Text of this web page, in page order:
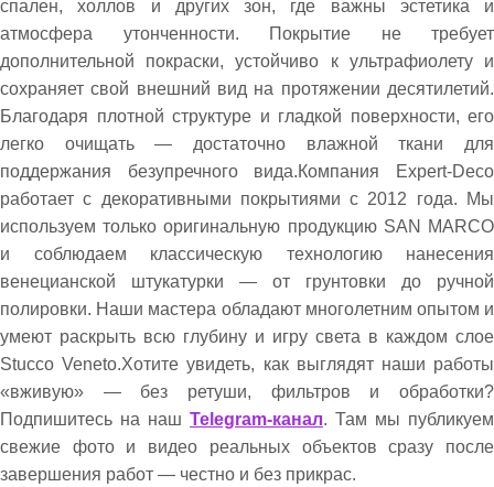
спален, холлов и других зон, где важны эстетика и
атмосфера утонченности. Покрытие не требует
дополнительной покраски, устойчиво к ультрафиолету и
сохраняет свой внешний вид на протяжении десятилетий.
Благодаря плотной структуре и гладкой поверхности, его
легко очищать — достаточно влажной ткани для
поддержания безупречного вида.Компания Expert-Deco
работает с декоративными покрытиями с 2012 года. Мы
используем только оригинальную продукцию SAN MARCO
и соблюдаем классическую технологию нанесения
венецианской штукатурки — от грунтовки до ручной
полировки. Наши мастера обладают многолетним опытом и
умеют раскрыть всю глубину и игру света в каждом слое
Stucco Veneto.Хотите увидеть, как выглядят наши работы
«вживую» — без ретуши, фильтров и обработки?
Подпишитесь на наш Telegram-канал. Там мы публикуем
свежие фото и видео реальных объектов сразу после
завершения работ — честно и без прикрас.